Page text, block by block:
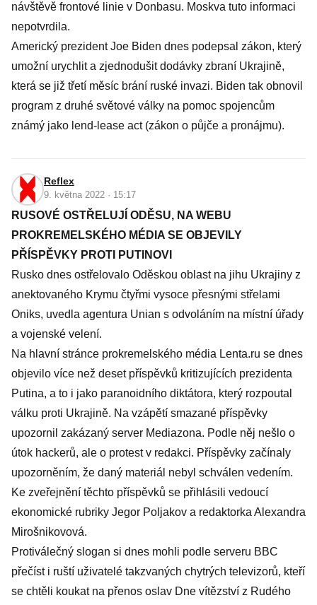
návštěvě frontové linie v Donbasu. Moskva tuto informaci
nepotvrdila.
Americký prezident Joe Biden dnes podepsal zákon, který
umožní urychlit a zjednodušit dodávky zbraní Ukrajině,
která se již třetí měsíc brání ruské invazi. Biden tak obnovil
program z druhé světové války na pomoc spojencům
známý jako lend-lease act (zákon o půjče a pronájmu).
Reflex
9. května 2022 · 15:17
RUSOVÉ OSTŘELUJÍ ODĚSU, NA WEBU
PROKREMELSKÉHO MÉDIA SE OBJEVILY
PŘÍSPĚVKY PROTI PUTINOVI
Rusko dnes ostřelovalo Oděskou oblast na jihu Ukrajiny z
anektovaného Krymu čtyřmi vysoce přesnými střelami
Oniks, uvedla agentura Unian s odvoláním na místní úřady
a vojenské velení.
Na hlavní stránce prokremelského média Lenta.ru se dnes
objevilo více než deset příspěvků kritizujících prezidenta
Putina, a to i jako paranoidního diktátora, který rozpoutal
válku proti Ukrajině. Na vzápětí smazané příspěvky
upozornil zakázaný server Mediazona. Podle něj nešlo o
útok hackerů, ale o protest v redakci. Příspěvky začínaly
upozorněním, že daný materiál nebyl schválen vedením.
Ke zveřejnění těchto příspěvků se přihlásili vedoucí
ekonomické rubriky Jegor Poljakov a redaktorka Alexandra
Mirošnikovová.
Protiválečný slogan si dnes mohli podle serveru BBC
přečíst i ruští uživatelé takzvaných chytrých televizorů, kteří
se chtěli koukat na přenos oslav Dne vítězství z Rudého